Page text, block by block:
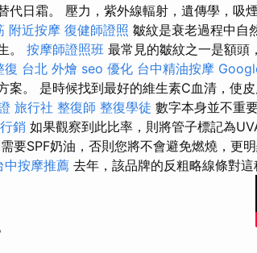
代日霜。 壓力，紫外線輻射，遺傳學，吸
附近按摩 復健師證照 皺紋是衰老過程中自
。 按摩師證照班 最常見的皺紋之一是額頭
復 台北 外燴 seo 優化 台中精油按摩
案。 是時候找到最好的維生素C血清，使
旅行社 整復師 整復學徒 數字本身並不重
銷 如果觀察到此比率，則將管子標記為
要SPF奶油，否則您將不會避免燃燒，更
中按摩推薦 去年，該品牌的反粗略線條對